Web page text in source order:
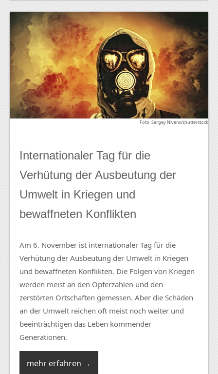
Foto: Sergey Nivens/shutterstock
Internationaler Tag für die
Verhütung der Ausbeutung der
Umwelt in Kriegen und
bewaffneten Konflikten
Am 6. November ist internationaler Tag für die
Verhütung der Ausbeutung der Umwelt in Kriegen
und bewaffneten Konflikten. Die Folgen von Kriegen
werden meist an den Opferzahlen und den
zerstörten Ortschaften gemessen. Aber die Schäden
an der Umwelt reichen oft meist noch weiter und
beeinträchtigen das Leben kommender
Generationen.
mehr erfahren →